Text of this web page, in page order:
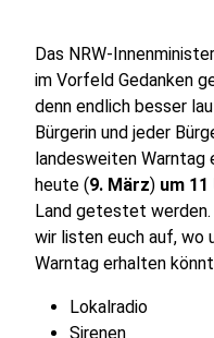
Das NRW-
im Vorfeld Gedanken
denn endlich besser
Bürgerin und jeder
landesweiten
heute (9. März) um 11
Land getestet
wir listen euch auf, wo
Warntag erhalten
Lokalradio
Sirenen